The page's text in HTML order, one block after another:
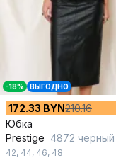
-18% ВЫГОДНО
172.33 BYN210.16
Юбка
Prestige 4872 черный
42, 44, 46, 48